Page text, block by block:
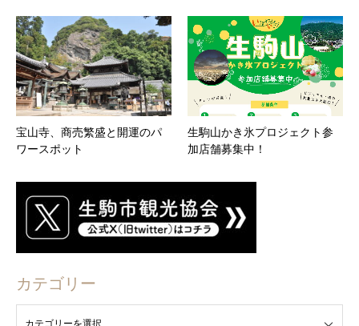
宝山寺、商売繁盛と開運のパ
ワースポット
生駒山かき氷プロジェクト参
加店舗募集中！
カテゴリー